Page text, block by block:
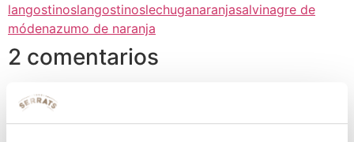
langostinoslangostinoslechuganaranjasalvinagre de
módenazumo de naranja
2 comentarios